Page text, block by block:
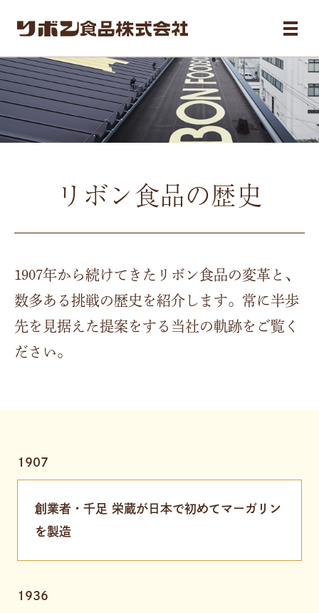
リボン食品の歴史
1907年から続けてきたリボン食品の変革と、
数多ある挑戦の歴史を紹介します。常に半歩
先を見据えた提案をする当社の軌跡をご覧く
ださい。
1907
創業者・千足 栄蔵が日本で初めてマーガリン
を製造
1936